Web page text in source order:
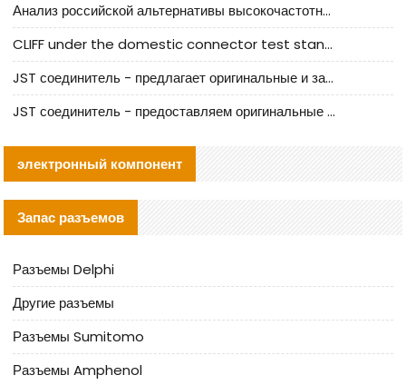
Анализ российской альтернативы высокочастотных кабельных колодцев I-PEX
CLIFF under the domestic connector test standard update
JST соединитель - предлагает оригинальные и заменяющие JST NSHR-02V-S соединители
JST соединитель - предоставляем оригинальные JST GHR-09V-S соединители и их аналоги
электронный компонент
Запас разъемов
Разъемы Delphi
Другие разъемы
Разъемы Sumitomo
Разъемы Amphenol